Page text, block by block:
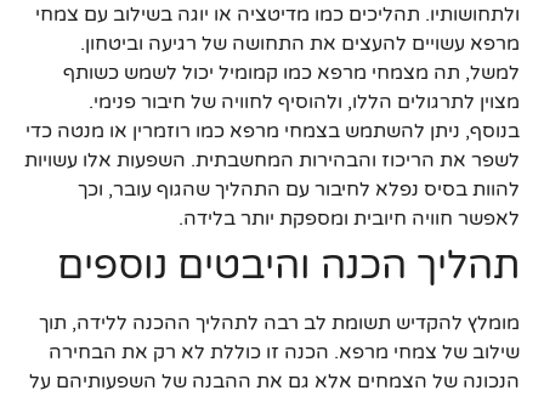
ולתחושותיו. תהליכים כמו מדיטציה או יוגה בשילוב עם צמחי
מרפא עשויים להעצים את התחושה של רגיעה וביטחון.
למשל, תה מצמחי מרפא כמו קמומיל יכול לשמש כשותף
מצוין לתרגולים הללו, ולהוסיף לחוויה של חיבור פנימי.
בנוסף, ניתן להשתמש בצמחי מרפא כמו רוזמרין או מנטה כדי
לשפר את הריכוז והבהירות המחשבתית. השפעות אלו עשויות
להוות בסיס נפלא לחיבור עם התהליך שהגוף עובר, וכך
לאפשר חוויה חיובית ומספקת יותר בלידה.
תהליך הכנה והיבטים נוספים
מומלץ להקדיש תשומת לב רבה לתהליך ההכנה ללידה, תוך
שילוב של צמחי מרפא. הכנה זו כוללת לא רק את הבחירה
הנכונה של הצמחים אלא גם את ההבנה של השפעותיהם על